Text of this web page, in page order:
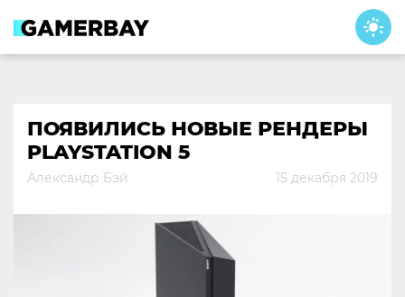
content
ПОЯВИЛИСЬ НОВЫЕ РЕНДЕРЫ
PLAYSTATION 5
Александр Бэй 15 декабря 2019